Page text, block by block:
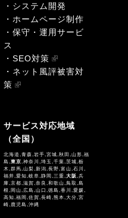
・システム開発
・ホームページ制作
・保守・運用サービ
ス
・SEO対策
・ネット風評被害対
策
サービス対応地域
（全国）
北海道,青森,岩手,宮城,秋田,山形,福
島,東京,神奈川,埼玉,千葉,茨城,栃
木,群馬,山梨,新潟,長野,富山,石川,
福井,愛知,岐阜,静岡,三重,大阪,兵
庫,京都,滋賀,奈良,和歌山,鳥取,島
根,岡山,広島,山口,徳島,香川,愛媛,
高知,福岡,佐賀,長崎,熊本,大分,宮
崎,鹿児島,沖縄